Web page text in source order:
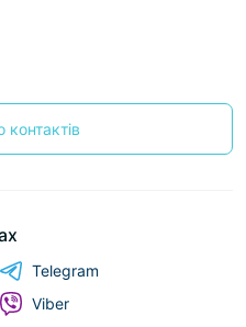
Telegram
Viber